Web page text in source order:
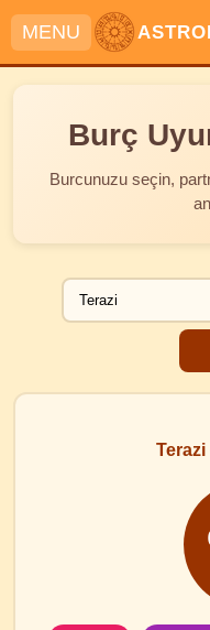
MENU
Burç
Burcunuzu seçin,